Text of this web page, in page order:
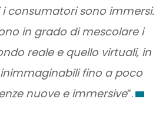
i consumatori sono immersi.
in grado di mescolare i
reale e quello virtuali, in
fino a poco
nuove e immersive”.